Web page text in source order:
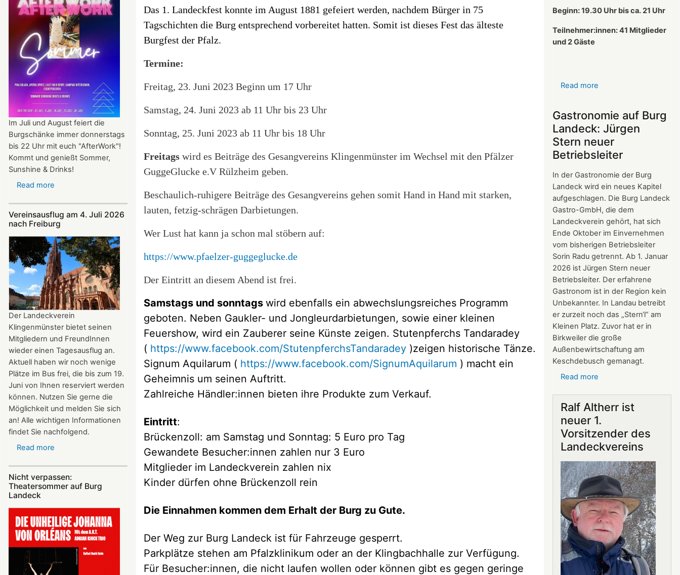
Das 1. Landeckfest konnte im August 1881 gefeiert werden, nachdem Bürger in 75
Tagschichten die Burg entsprechend vorbereitet hatten. Somit ist dieses Fest das älteste
Burgfest der Pfalz.
Termine:
Freitag, 23. Juni 2023 Beginn um 17 Uhr
Samstag, 24. Juni 2023 ab 11 Uhr bis 23 Uhr
Sonntag, 25. Juni 2023 ab 11 Uhr bis 18 Uhr
Freitagswird es Beiträge des Gesangvereins Klingenmünster im Wechsel mit den Pfälzer
GuggeGlucke e.V Rülzheim geben.
Beschaulich-ruhigere Beiträge des Gesangvereins gehen somit Hand in Hand mit starken,
lauten, fetzig-schrägen Darbietungen.
Wer Lust hat kann ja schon mal stöbern auf:
https://www.pfaelzer-guggeglucke.de
Der Eintritt an diesem Abend ist frei.
Samstags und sonntags wird ebenfalls ein abwechslungsreiches Programm
geboten. Neben Gaukler- und Jongleurdarbietungen, sowie einer kleinen
Feuershow, wird ein Zauberer seine Künste zeigen. Stutenpferchs Tandaradey
( https://www.facebook.com/StutenpferchsTandaradey)zeigen historische Tänze.
Signum Aquilarum ( https://www.facebook.com/SignumAquilarum ) macht ein
Geheimnis um seinen Auftritt.
Zahlreiche Händler:innen bieten ihre Produkte zum Verkauf.
Eintritt:
Brückenzoll: am Samstag und Sonntag: 5 Euro pro Tag
Gewandete Besucher:innen zahlen nur 3 Euro
Mitglieder im Landeckverein zahlen nix
Kinder dürfen ohne Brückenzoll rein
Die Einnahmen kommen dem Erhalt der Burg zu Gute.
Der Weg zur Burg Landeck ist für Fahrzeuge gesperrt.
Parkplätze stehen am Pfalzklinikum oder an der Klingbachhalle zur Verfügung.
Für Besucher:innen, die nicht laufen wollen oder können gibt es gegen geringe
Im Juli und August feiert die
Burgschänke immer donnerstags
bis 22 Uhr mit euch "AfterWork"!
Kommt und genießt Sommer,
Sunshine & Drinks!
Read more
und
August
auf
der
Burg:
After
Work
donnerstags
bis
22:00
Uhr
Vereinsausflug am 4. Juli 2026
nach Freiburg
Der Landeckverein
Klingenmünster bietet seinen
Mitgliedern und FreundInnen
wieder einen Tagesausflug an.
Aktuell haben wir noch wenige
Plätze im Bus frei, die bis zum 19.
Juni von Ihnen reserviert werden
können. Nutzen Sie gerne die
Möglichkeit und melden Sie sich
an! Alle wichtigen Informationen
findet Sie nachfolgend.
Read more
4.
2026
nach
Freiburg
Nicht verpassen:
Theatersommer auf Burg
Landeck
Beginn: 19.30 Uhr bis ca. 21 Uhr
Teilnehmer:innen: 41 Mitglieder
und 2 Gäste
Read more
Mitgliederversammlung
vom
24.
März
Gastronomie auf Burg
Landeck: Jürgen
Stern neuer
Betriebsleiter
In der Gastronomie der Burg
Landeck wird ein neues Kapitel
aufgeschlagen. Die Burg Landeck
Gastro-GmbH, die dem
Landeckverein gehört, hat sich
Ende Oktober im Einvernehmen
vom bisherigen Betriebsleiter
Sorin Radu getrennt. Ab 1. Januar
2026 ist Jürgen Stern neuer
Betriebsleiter. Der erfahrene
Gastronom ist in der Region kein
Unbekannter. In Landau betreibt
er zurzeit noch das „Stern‘l“ am
Kleinen Platz. Zuvor hat er in
Birkweiler die große
Außenbewirtschaftung am
Keschdebusch gemanagt.
Read more
Burg
Landeck:
Jürgen
Stern
Betriebsleiter
Ralf Altherr ist
neuer 1.
Vorsitzender des
Landeckvereins